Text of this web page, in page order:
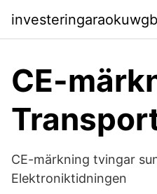
CE-
CE-märkning tvingar
Elektroniktidningen